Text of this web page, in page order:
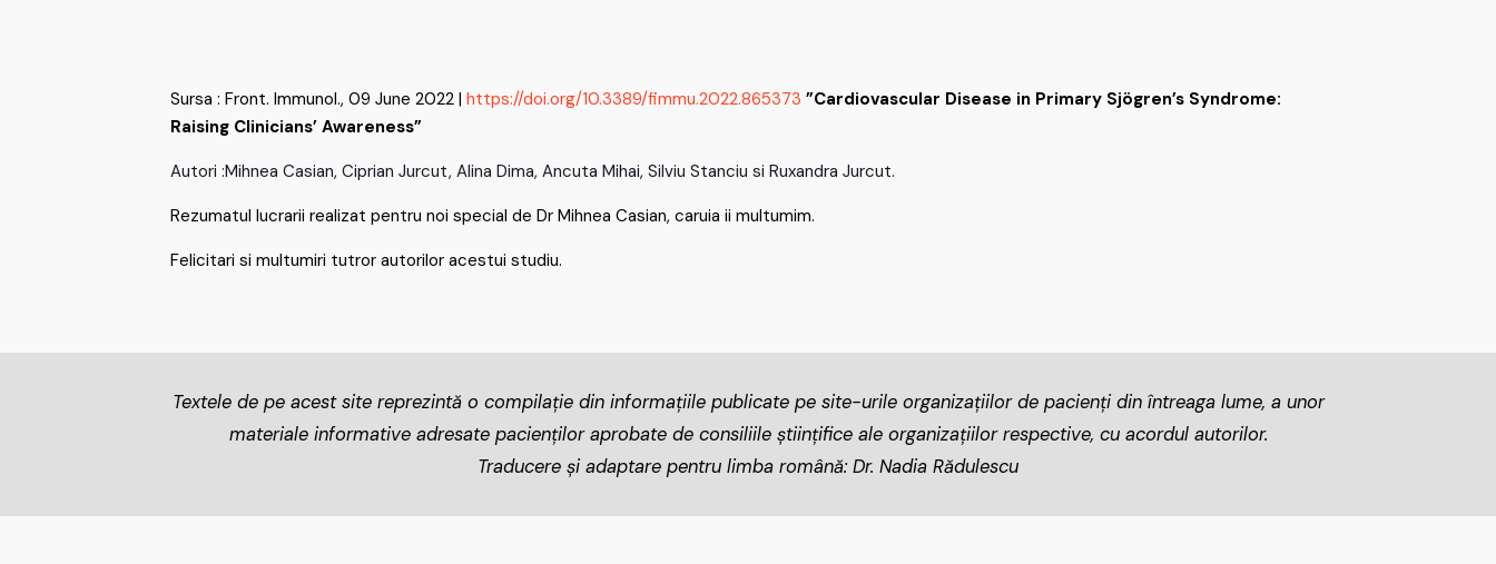
Sursa : Front. Immunol., 09 June 2022 | https://doi.org/10.3389/fimmu.2022.865373 ”Cardiovascular Disease in Primary Sjögren’s Syndrome:
Raising Clinicians’ Awareness”
Autori :Mihnea Casian, Ciprian Jurcut, Alina Dima, Ancuta Mihai, Silviu Stanciu si Ruxandra Jurcut.
Rezumatul lucrarii realizat pentru noi special de Dr Mihnea Casian, caruia ii multumim.
Felicitari si multumiri tutror autorilor acestui studiu.
Textele de pe acest site reprezintă o compilație din informațiile publicate pe site-urile organizațiilor de pacienți din întreaga lume, a unor
materiale informative adresate pacienților aprobate de consiliile științifice ale organizațiilor respective, cu acordul autorilor.
Traducere și adaptare pentru limba română: Dr. Nadia Rădulescu